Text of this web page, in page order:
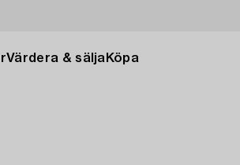
Värdera & sälja Köpa